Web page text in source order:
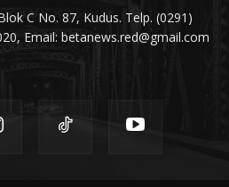
C No. 87, Kudus. Telp. (0291)
Email: betanews.red@gmail.com